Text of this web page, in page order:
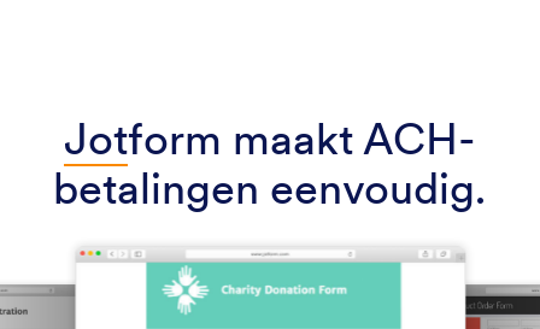
Jotform maakt ACH-
betalingen eenvoudig.